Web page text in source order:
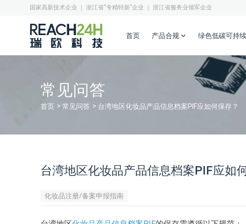
国家高新技术企业 ｜ 浙江省“专精特新”企业 ｜ 浙江省服务业领军企业
首页 产品合规 绿色低碳可持续
常见问答
首页 常见问答 台湾地区化妆品产品信息档案PIF应如何保存？
台湾地区化妆品产品信息档案PIF应如
化妆品注册/备案申报指南